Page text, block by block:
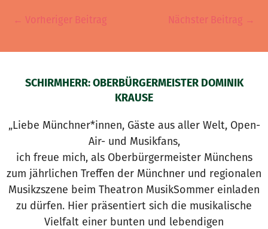
← Vorheriger Beitrag Nächster Beitrag →
SCHIRMHERR: OBERBÜRGERMEISTER DOMINIK
KRAUSE
„Liebe Münchner*innen, Gäste aus aller Welt, Open-
Air- und Musikfans,
ich freue mich, als Oberbürgermeister Münchens
zum jährlichen Treffen der Münchner und regionalen
Musikzszene beim Theatron MusikSommer einladen
zu dürfen. Hier präsentiert sich die musikalische
Vielfalt einer bunten und lebendigen